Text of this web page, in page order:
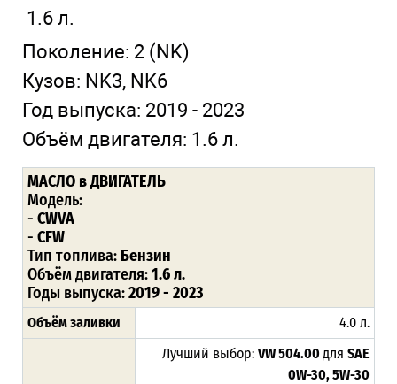
1.6 л.
Поколение: 2 (NK)
Кузов: NK3, NK6
Год выпуска: 2019 - 2023
Объём двигателя: 1.6 л.
МАСЛО в ДВИГАТЕЛЬ
Модель:
- CWVA
- CFW
Тип топлива: Бензин
Объём двигателя:1.6 л.
Годы выпуска:2019 - 2023
Объём заливки 4.0 л.
Лучший выбор: VW 504.00для SAE
0W-30, 5W-30